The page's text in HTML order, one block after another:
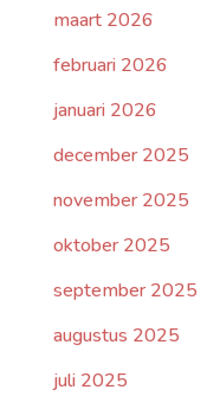
maart 2026
februari 2026
januari 2026
december 2025
november 2025
oktober 2025
september 2025
augustus 2025
juli 2025